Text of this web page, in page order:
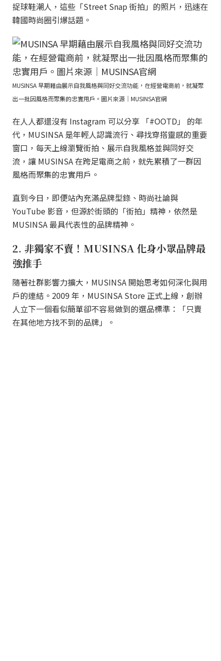
捉球鞋潮人，這些「Street Snap 街拍」的照片，迅速在
韓國時尚圈引爆話題。
MUSINSA 早期藉由展示自我風格與同好交流功能，在經營電商前，就凝聚
出一批因風格而聚集的忠實用戶。圖片來源｜MUSINSA官網
在人人都還沒有 Instagram 可以分享 「#OOTD」 的年
代，MUSINSA 是年輕人認識流行、尋找穿搭靈感的重要
窗口，每天上線瀏覽街拍、展示自我風格並與同好交
流，讓 MUSINSA 在跨足電商之前，就先累積了一群因
風格而聚集的忠實用戶。
直到今日，即便站內充滿品牌型錄、時尚社論與
YouTube 影音，但源於街頭的「街拍」精神，依然是
MUSINSA 最具代表性的品牌精神。
2. 非獨家不賣！MUSINSA 化身小眾品牌最
強推手
隨著社群影響力擴大，MUSINSA 開始思考如何深化與用
戶的連結。2009 年，MUSINSA Store 正式上線，創辦
人立下一個看似簡單卻不容易做到的選品標準：「只賣
在其他地方找不到的品牌」。